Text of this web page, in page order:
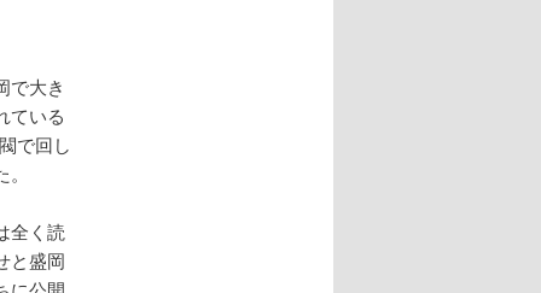
で大き
ている
で回し
全く読
と盛岡